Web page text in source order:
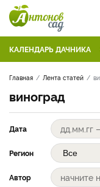
КАЛЕНДАРЬ ДАЧНИКА
Главная Лента статей
виноград
Дата
Регион
Автор